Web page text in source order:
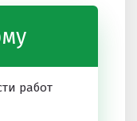
работ